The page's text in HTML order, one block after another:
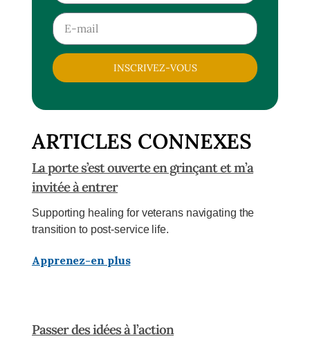
INSCRIVEZ-VOUS
ARTICLES CONNEXES
La porte s’est ouverte en grinçant et m’a
invitée à entrer
Supporting healing for veterans navigating the
transition to post-service life.
Apprenez-en plus
Passer des idées à l’action